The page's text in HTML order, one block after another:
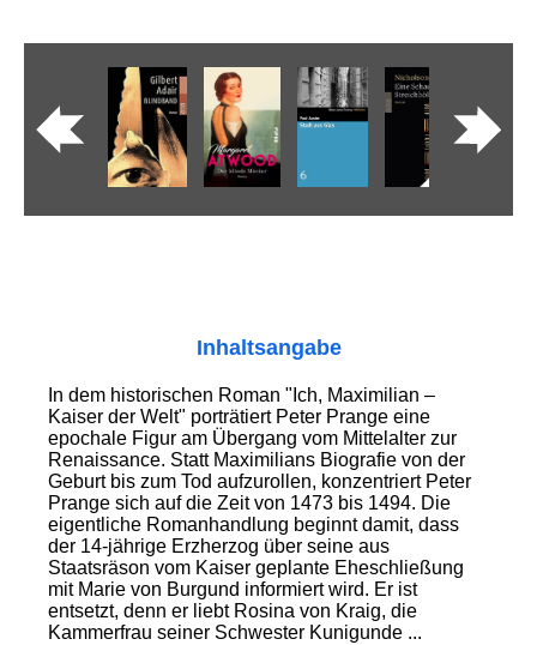
Inhaltsangabe
In dem historischen Roman "Ich, Maximilian –
Kaiser der Welt" porträtiert Peter Prange eine
epochale Figur am Übergang vom Mittelalter zur
Renaissance. Statt Maximilians Biografie von der
Geburt bis zum Tod aufzurollen, konzentriert Peter
Prange sich auf die Zeit von 1473 bis 1494. Die
eigentliche Romanhandlung beginnt damit, dass
der 14-jährige Erzherzog über seine aus
Staatsräson vom Kaiser geplante Eheschließung
mit Marie von Burgund informiert wird. Er ist
entsetzt, denn er liebt Rosina von Kraig, die
Kammerfrau seiner Schwester Kunigunde ...